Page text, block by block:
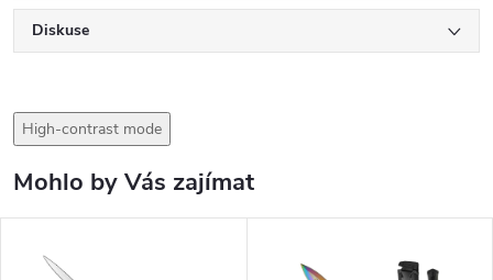
Diskuse
High-contrast mode
Mohlo by Vás zajímat